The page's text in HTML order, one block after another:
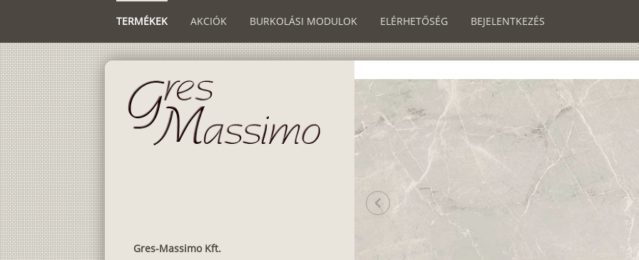
TERMÉKEK AKCIÓK BURKOLÁSI MODULOK ELÉRHETŐSÉG BEJELENTKEZÉS
Gres-Massimo Kft.
chevron_left